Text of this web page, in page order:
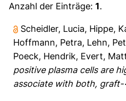
Anzahl der Einträge: 1.
Scheidler, Lucia, Hippe,
Hoffmann, Petra, Lehn,
Poeck, Hendrik, Evert,
positive plasma cells are
associate with both, graft-